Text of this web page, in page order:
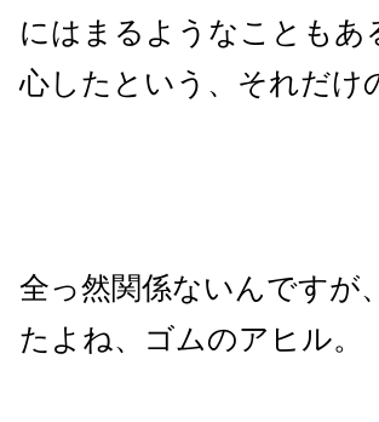
にはまるようなことも
心したという、それだけ
全っ然関係ないんですが
たよね、ゴムのアヒル。